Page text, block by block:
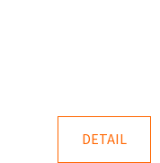
DETAIL